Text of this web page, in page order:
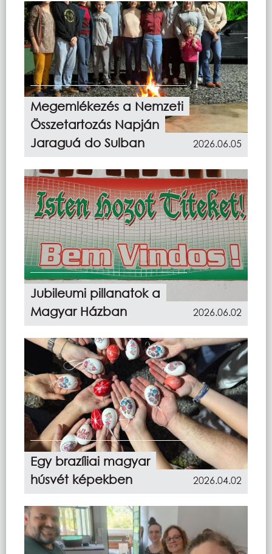
Megemlékezés a Nemzeti
Összetartozás Napján
Jaraguá do Sulban
2026.06.05
Jubileumi pillanatok a
Magyar Házban
2026.06.02
Egy brazíliai magyar
húsvét képekben
2026.04.02